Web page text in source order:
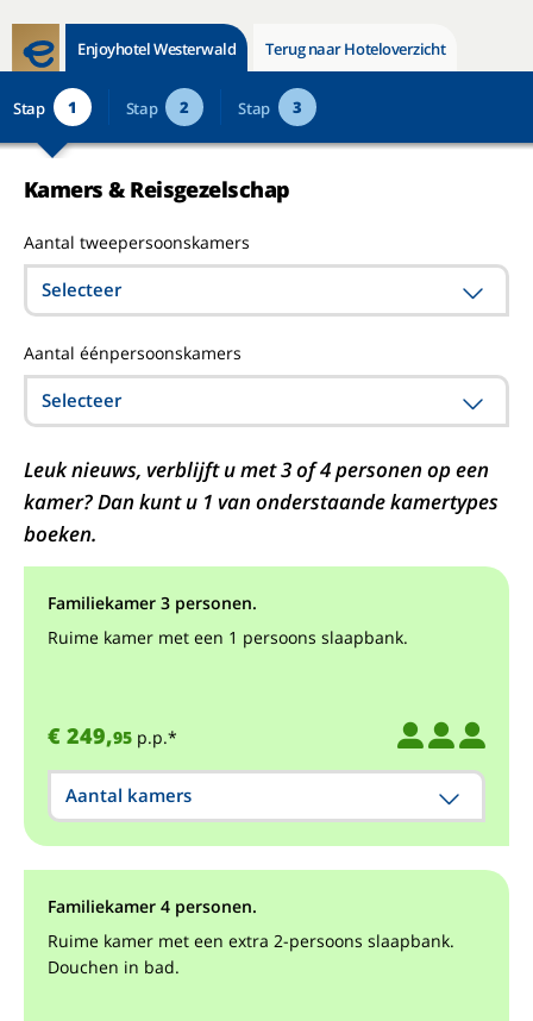
Enjoyhotel Westerwald Terug naar Hoteloverzicht
Stap 1 Stap 2 Stap 3
Kamers & Reisgezelschap
Aantal tweepersoonskamers
Selecteer
Aantal éénpersoonskamers
Selecteer
Leuk nieuws, verblijft u met 3 of 4 personen op een
kamer? Dan kunt u 1 van onderstaande kamertypes
boeken.
Familiekamer 3 personen.
Ruime kamer met een 1 persoons slaapbank.
€ 249,95 p.p.*
Aantal kamers
Familiekamer 4 personen.
Ruime kamer met een extra 2-persoons slaapbank.
Douchen in bad.